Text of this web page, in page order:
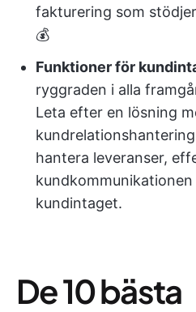
fakturering som
💰
Funktioner för
ryggraden i alla
Leta efter en lösning
hantera leveranser,
kundintaget.
De 10 bästa